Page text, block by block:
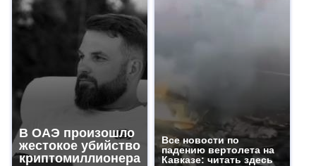
В ОАЭ произошло
жестокое убийство
криптомиллионера
Все новости по
падению вертолета на
Кавказе: читать здесь